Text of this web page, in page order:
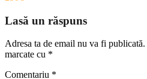
Lasă un răspuns
Adresa ta de email nu va fi publicată.
marcate cu *
Comentariu *